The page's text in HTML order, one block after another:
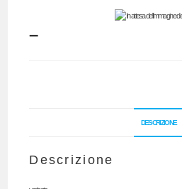
–
DESCRIZIONE
Descrizione